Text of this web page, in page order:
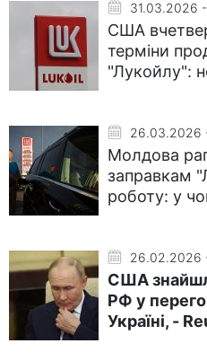
31.03.2026
США
терміни
"Лукойлу":
26.03.2026
Молдова
заправкам
роботу: у
26.02.2026
США
РФ у
Україні, -